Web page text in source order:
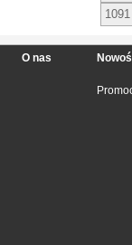
1091
O nas